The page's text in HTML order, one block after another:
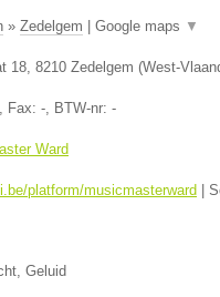
» Zedelgem Google maps ▼
18, 8210 Zedelgem (West-
, Fax: -, BTW-nr: -
Ward
platform/musicmasterward
Geluid